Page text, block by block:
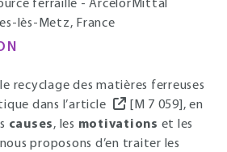
ferraille - ArcelorMittal
lès-Metz, France
recyclage des matières ferreuses
dans l’article
[M 7 059], en
causes, les motivations et les
proposons d’en traiter les